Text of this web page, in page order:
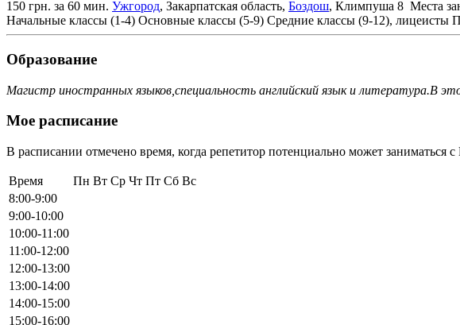
150 грн. за 60 мин. Ужгород, Закарпатская область, Боздош, Климпуша 8 Места
Начальные классы (1-4) Основные классы (5-9) Средние классы (9-12), лицеисты
Образование
Магистр иностранных языков,специальность английский язык и литература.В
Мое расписание
В расписании отмечено время, когда репетитор потенциально может заниматься
Время Пн Вт Ср Чт Пт Сб Вс
8:00-9:00
9:00-10:00
10:00-11:00
11:00-12:00
12:00-13:00
13:00-14:00
14:00-15:00
15:00-16:00